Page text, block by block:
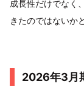
成長性だけでなく
きたのではないか
2026年3月